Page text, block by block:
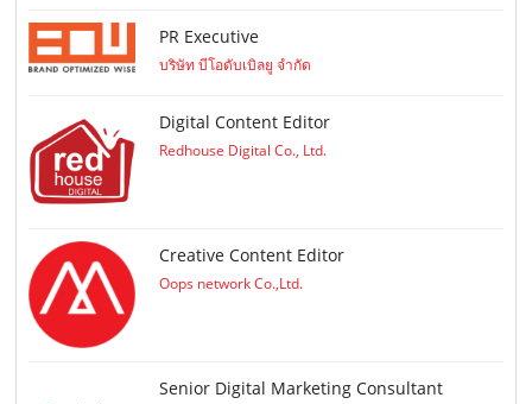
PR Executive
บริษัท บีโอดับเบิลยู จำกัด
Digital Content Editor
Redhouse Digital Co., Ltd.
Creative Content Editor
Oops network Co.,Ltd.
Senior Digital Marketing Consultant